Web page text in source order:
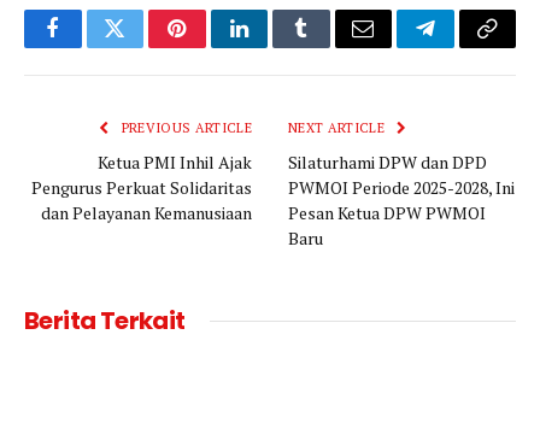
FacebookTwitterPinterestLinkedInTumblrEmail TelegramCopy
PREVIOUS ARTICLE
Ketua PMI Inhil Ajak
Pengurus Perkuat Solidaritas
dan Pelayanan Kemanusiaan
NEXT ARTICLE
Silaturhami DPW dan DPD
PWMOI Periode 2025-2028, Ini
Pesan Ketua DPW PWMOI
Baru
Berita Terkait